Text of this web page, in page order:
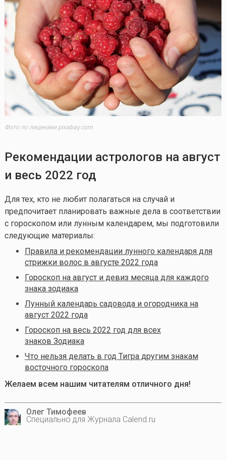
Фото по лицензии pixabay.com
Рекомендации астрологов на август
и весь 2022 год
Для тех, кто не любит полагаться на случай и
предпочитает планировать важные дела в соответствии
с гороскопом или лунным календарем, мы подготовили
следующие материалы:
Правила и рекомендации лунного календаря для
стрижки волос в августе 2022 года
Гороскоп на август и девиз месяца для каждого
знака зодиака
Лунный календарь садовода и огородника на
август 2022 года
Гороскоп на весь 2022 год для всех
знаков Зодиака
Что нельзя делать в год Тигра другим знакам
восточного гороскопа
Желаем всем нашим читателям отличного дня!
Олег Тимофеев
Специально для Журнала Calend.ru